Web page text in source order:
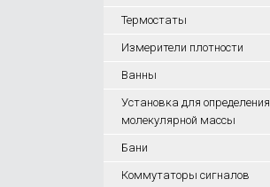
Термостаты
Измерители плотности
Ванны
Установка для определения
молекулярной массы
Бани
Коммутаторы сигналов